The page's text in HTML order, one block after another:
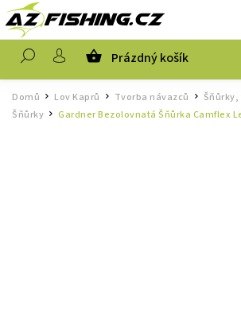
Prázdný košík
Domů / Lov Kaprů Tvorba návazců
Šňůrky / Gardner Bezolovnatá Šňůrka Camflex